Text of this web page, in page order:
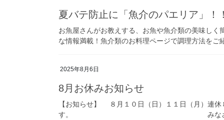
夏バテ防止に「魚介のパエリア」！！
お魚屋さんがお教えする、お魚や魚介類の美味し
な情報満載！魚介類のお料理ページで調理方法をご
2025年8月6日
8月お休みお知らせ
【お知らせ】 ８月１０日（日）１１日（月）連
す。 みなさん、こんにちは！ 7